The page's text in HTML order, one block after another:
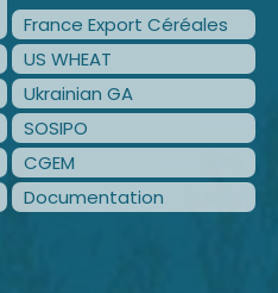
France Export Céréales
US WHEAT
Ukrainian GA
SOSIPO
CGEM
Documentation